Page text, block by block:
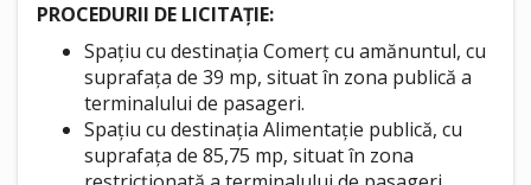
PROCEDURII DE LICITAȚIE:
Spațiu cu destinația Comerț cu amănuntul, cu
suprafața de 39 mp, situat în zona publică a
terminalului de pasageri.
Spațiu cu destinația Alimentație publică, cu
suprafața de 85,75 mp, situat în zona